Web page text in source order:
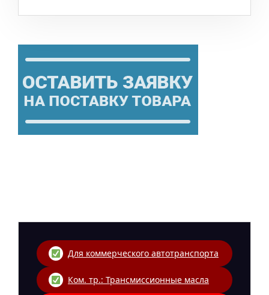
Для коммерческого автотранспорта
Ком. тр.: Трансмиссионные масла